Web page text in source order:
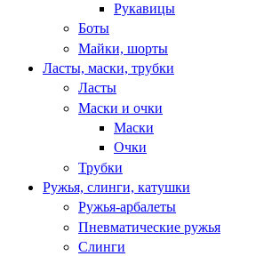
Рукавицы
Боты
Майки, шорты
Ласты, маски, трубки
Ласты
Маски и очки
Маски
Очки
Трубки
Ружья, слинги, катушки
Ружья-арбалеты
Пневматические ружья
Слинги